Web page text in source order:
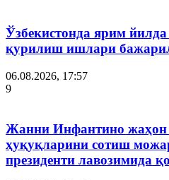
Ўзбекистонда ярим
қурилиш ишлари
06.08.2026, 17:57
9
Жанни Инфантино жаҳон
ҳуқуқларини сотиш
президенти лавозимида